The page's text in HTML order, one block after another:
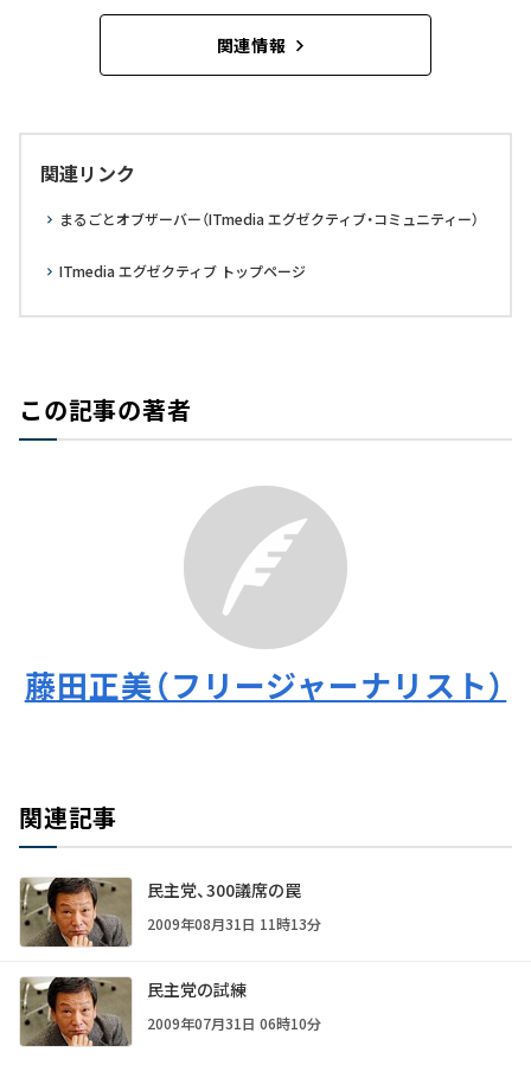
関連情報
関連リンク
まるごとオブザーバー（ITmedia エグゼクティブ・コミュニティー）
ITmedia エグゼクティブ トップページ
この記事の著者
藤田正美（フリージャーナリスト）
関連記事
民主党、300議席の罠
2009年08月31日 11時13分
民主党の試練
2009年07月31日 06時10分